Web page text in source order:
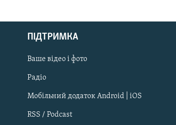
Русский
Qırımtatar
ДОЛУЧАЙСЯ!
ПІДТРИМКА
Ваше відео і фото
Радіо
Мобільний додаток Android | iOS
RSS / Podcast